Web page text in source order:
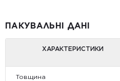
ПАКУВАЛЬНІ ДАНІ
ХАРАКТЕРИСТИКИ
Товщина